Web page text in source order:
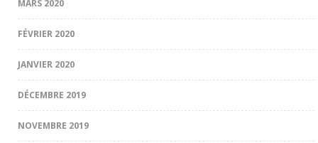
MARS 2020
FÉVRIER 2020
JANVIER 2020
DÉCEMBRE 2019
NOVEMBRE 2019